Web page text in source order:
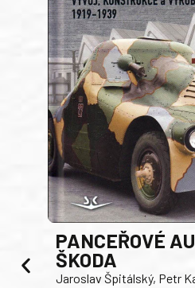
PANCEŘOVÉ
ŠKODA
Jaroslav Špitálský, Petr